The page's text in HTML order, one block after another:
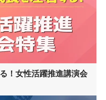
！女性活躍推進講演会